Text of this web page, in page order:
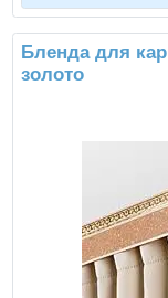
Бленда для
золото